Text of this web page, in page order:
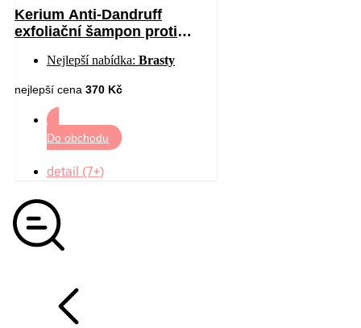
Kerium Anti-Dandruff
exfoliační šampon proti
Nejlepší nabídka: Brasty
nejlepší cena 370 Kč
Do obchodu
detail (7+)